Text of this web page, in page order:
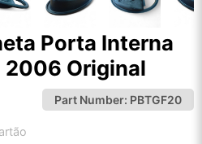
Porta Interna
2006 Original
Part Number: PBTGF20